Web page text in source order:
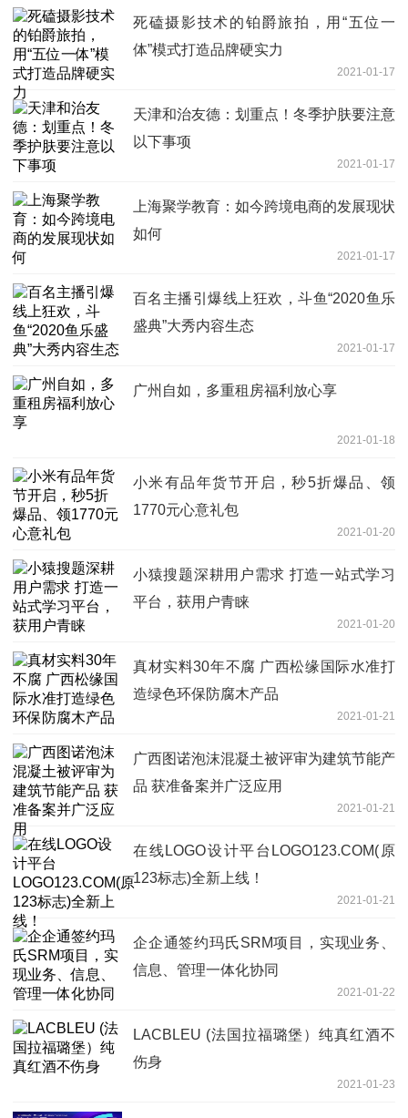
死磕摄影技术的铂爵旅拍，用“五位一
体”模式打造品牌硬实力
2021-01-17
天津和治友德：划重点！冬季护肤要注意
以下事项
2021-01-17
上海聚学教育：如今跨境电商的发展现状
如何
2021-01-17
百名主播引爆线上狂欢，斗鱼“2020鱼乐
盛典”大秀内容生态
2021-01-17
广州自如，多重租房福利放心享
2021-01-18
小米有品年货节开启，秒5折爆品、领
1770元心意礼包
2021-01-20
小猿搜题深耕用户需求 打造一站式学习
平台，获用户青睐
2021-01-20
真材实料30年不腐 广西松缘国际水准打
造绿色环保防腐木产品
2021-01-21
广西图诺泡沫混凝土被评审为建筑节能产
品 获准备案并广泛应用
2021-01-21
在线LOGO设计平台LOGO123.COM(原
123标志)全新上线！
2021-01-21
企企通签约玛氏SRM项目，实现业务、
信息、管理一体化协同
2021-01-22
LACBLEU (法国拉福璐堡）纯真红酒不
伤身
2021-01-23